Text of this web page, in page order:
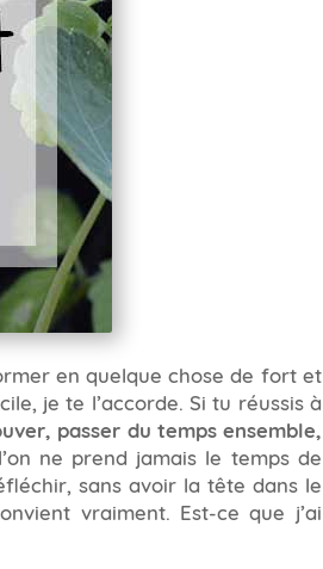
en quelque chose de fort et
je te l’accorde. Si tu réussis à
passer du temps ensemble,
ne prend jamais le temps de
sans avoir la tête dans le
vraiment. Est-ce que j’ai